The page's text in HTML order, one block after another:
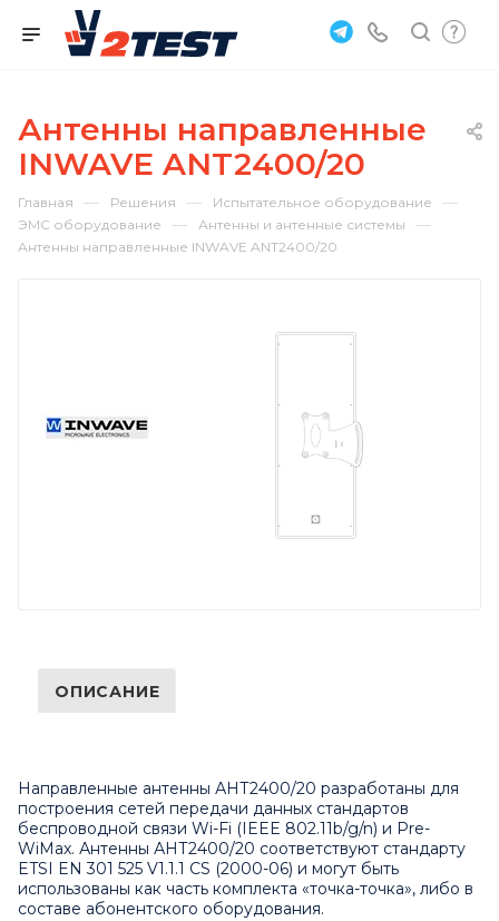
Антенны направленные
INWAVE ANT2400/20
Главная — Решения — Испытательное оборудование —
ЭМС оборудование — Антенны и антенные системы —
Антенны направленные INWAVE ANT2400/20
ОПИСАНИЕ
Направленные антенны АНТ2400/20 разработаны для
построения сетей передачи данных стандартов
беспроводной связи Wi-Fi (IEEE 802.11b/g/n) и Pre-
WiMax. Антенны АНТ2400/20 соответствуют стандарту
ETSI EN 301 525 V1.1.1 CS (2000-06) и могут быть
использованы как часть комплекта «точка-точка», либо в
составе абонентского оборудования.